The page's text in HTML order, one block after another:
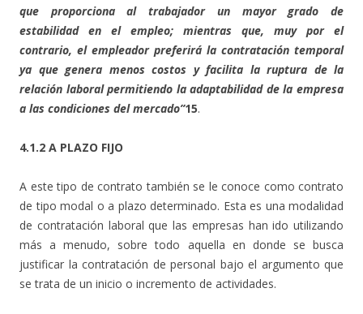
que proporciona al trabajador un mayor grado de
estabilidad en el empleo; mientras que, muy por el
contrario, el empleador preferirá la contratación temporal
ya que genera menos costos y facilita la ruptura de la
relación laboral permitiendo la adaptabilidad de la empresa
a las condiciones del mercado”15.
4.1.2 A PLAZO FIJO
A este tipo de contrato también se le conoce como contrato
de tipo modal o a plazo determinado. Esta es una modalidad
de contratación laboral que las empresas han ido utilizando
más a menudo, sobre todo aquella en donde se busca
justificar la contratación de personal bajo el argumento que
se trata de un inicio o incremento de actividades.